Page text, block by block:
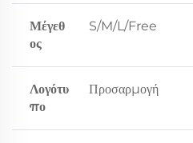
Μέγεθ
ος
S/M/L/Free
Λογότυ
πο
Προσαρμογή